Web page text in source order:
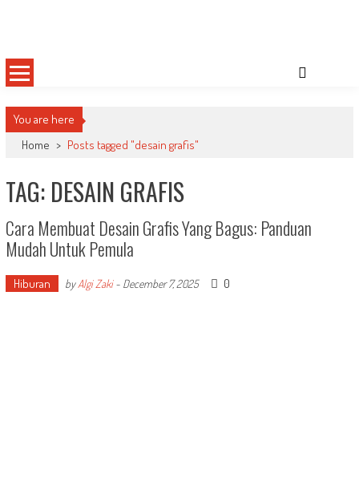
You are here
Home > Posts tagged "desain grafis"
TAG: DESAIN GRAFIS
Cara Membuat Desain Grafis Yang Bagus: Panduan
Mudah Untuk Pemula
Hiburan byAlgi Zaki- December 7, 2025 0